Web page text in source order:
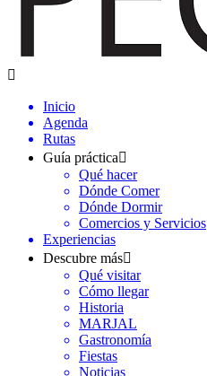
Inicio
Agenda
Rutas
Guía práctica
Qué hacer
Dónde Comer
Dónde Dormir
Comercios y Servicios
Experiencias
Descubre más
Qué visitar
Cómo llegar
Historia
MARJAL
Gastronomía
Fiestas
Noticias